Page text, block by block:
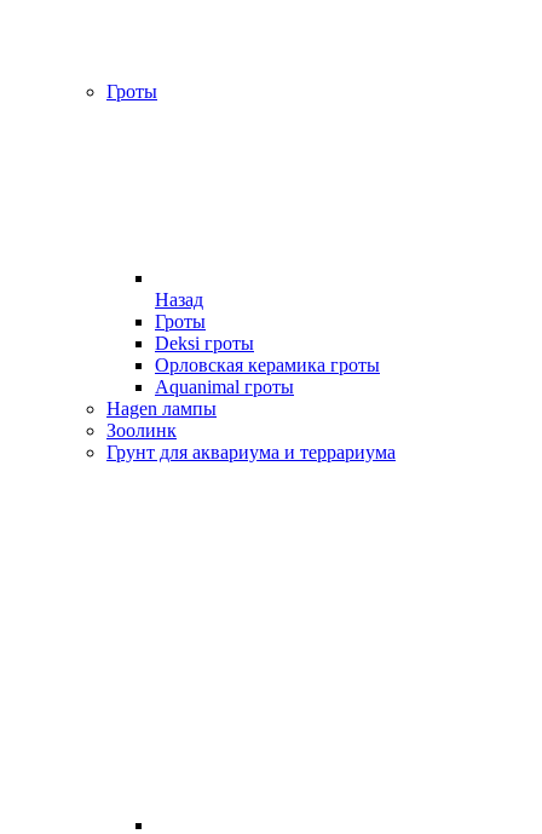
Гроты
Назад
Гроты
Deksi гроты
Орловская керамика гроты
Aquanimal гроты
Hagen лампы
Зоолинк
Грунт для аквариума и террариума